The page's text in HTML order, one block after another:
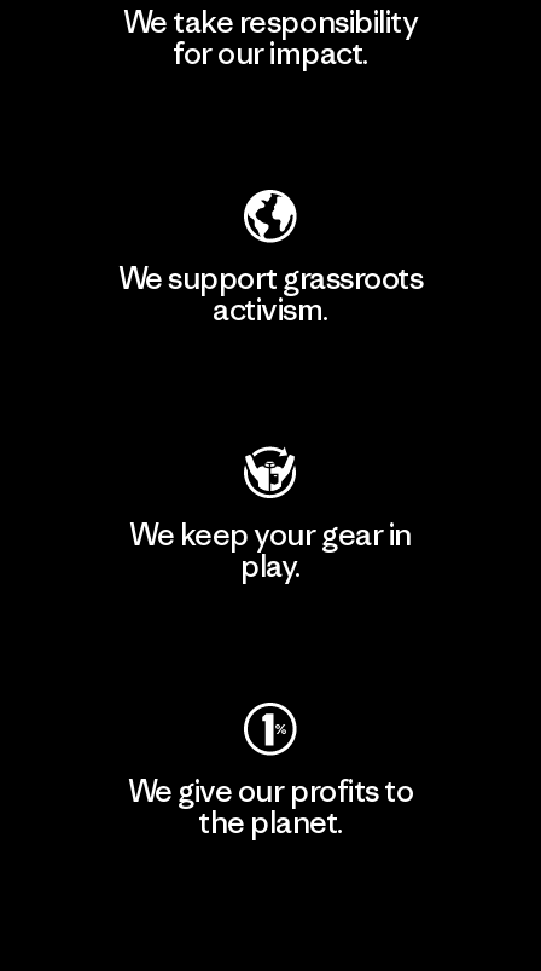
We take responsibility
for our impact.
We support grassroots
activism.
We keep your gear in
play.
We give our profits to
the planet.